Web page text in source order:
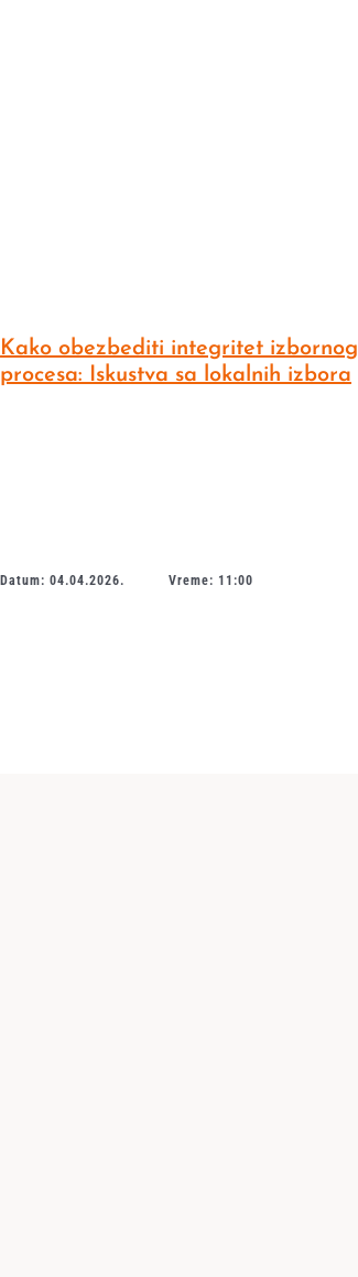
Kako obezbediti integritet izbornog
procesa: Iskustva sa lokalnih izbora
Datum: 04.04.2026. Vreme: 11:00